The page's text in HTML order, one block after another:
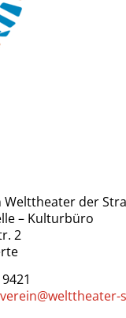
der
– Kulturbüro
2